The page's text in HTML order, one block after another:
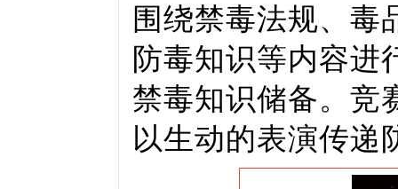
围绕禁毒法规、毒
防毒知识等内容进
禁毒知识储备。 竞
以生动的表演传递